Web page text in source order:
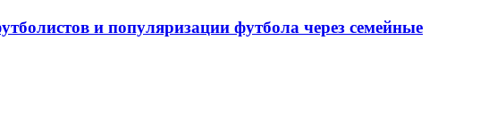
и популяризации футбола через семейные